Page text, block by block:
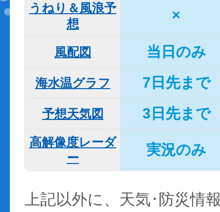
うねり＆風浪予
想
×
風配図 当日のみ
海水温グラフ 7日先まで
予想天気図 3日先まで
高解像度レーダ
ー
実況のみ
上記以外に、天気･防災情